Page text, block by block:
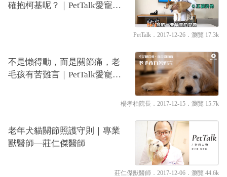
確抱柯基呢？｜PetTalk愛寵醫
PetTalk ．2017-12-26． 瀏覽 17.3k
不是懶得動，而是關節痛，老
毛孩有苦難言｜PetTalk愛寵健
楊孝柏院長 ．2017-12-15． 瀏覽 15.7k
老年犬貓關節照護守則｜專業
獸醫師—莊仁傑醫師
莊仁傑獸醫師 ．2017-12-06． 瀏覽 44.6k